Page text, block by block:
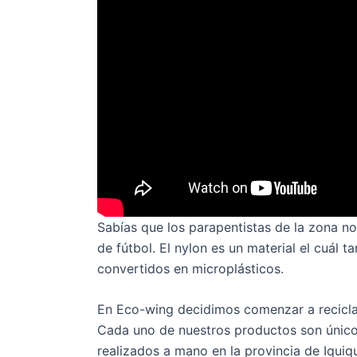
Sabías que los parapentistas de la zona
de fútbol. El nylon es un material el cuál
convertidos en microplásticos.
En Eco-wing decidimos comenzar a
Cada uno de nuestros productos son
realizados a mano en la provincia de